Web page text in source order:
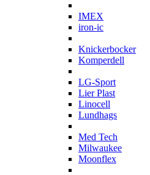
IMEX
iron-ic
Knickerbocker
Komperdell
LG-Sport
Lier Plast
Linocell
Lundhags
Med Tech
Milwaukee
Moonflex